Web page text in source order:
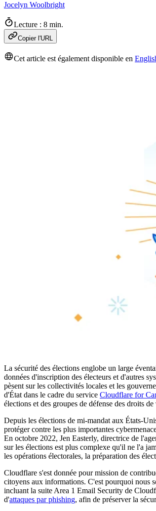
Jocelyn Woolbright
Lecture : 8 min.
Copier l'URL
Cet article est également disponible en
La sécurité des élections englobe un large
données d'inscription des électeurs et d'autres
pèsent sur les collectivités locales et les
d'État dans le cadre du service Cloudflare for
élections et des groupes de défense des droits
Depuis les élections de mi-mandat aux États-
protéger contre les plus importantes
En octobre 2022, Jen Easterly, directrice de
sur les élections est plus complexe qu'il ne l'a
les opérations électorales, la préparation des
Cloudflare s'est donnée pour mission de
citoyens aux informations. C'est pourquoi nous
incluant la suite Area 1 Email Security de
d'attaques par phishing, afin de préserver la